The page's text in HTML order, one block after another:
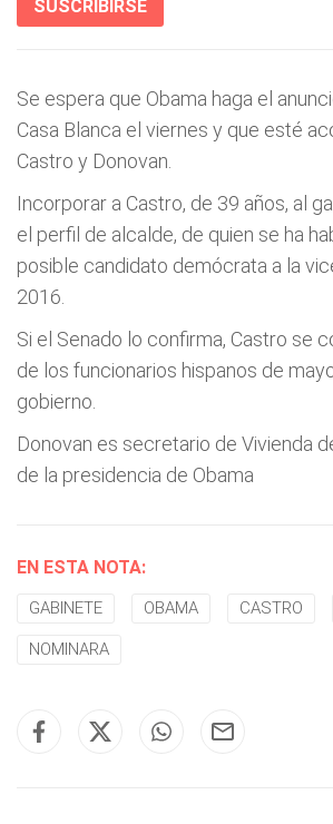
SUSCRIBIRSE
Se espera que Obama haga el
Casa Blanca el viernes y que esté
Castro y Donovan.
Incorporar a Castro, de 39 años, al
el perfil de alcalde, de quien se ha
posible candidato demócrata a la
2016.
Si el Senado lo confirma, Castro se
de los funcionarios hispanos de
gobierno.
Donovan es secretario de Vivienda
de la presidencia de Obama
EN ESTA NOTA:
GABINETE OBAMA CASTRO
NOMINARA